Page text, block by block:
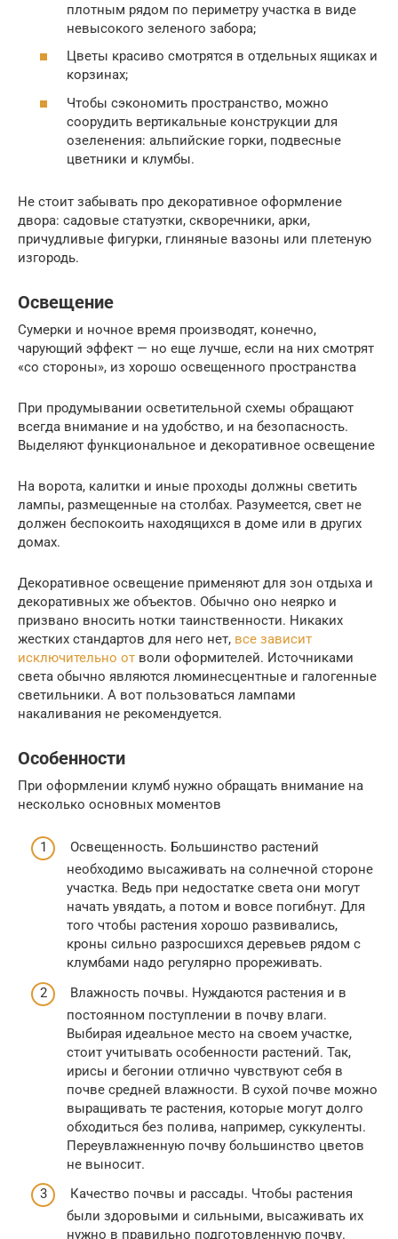
плотным рядом по периметру участка в виде
невысокого зеленого забора;
Цветы красиво смотрятся в отдельных ящиках и
корзинах;
Чтобы сэкономить пространство, можно
соорудить вертикальные конструкции для
озеленения: альпийские горки, подвесные
цветники и клумбы.
Не стоит забывать про декоративное оформление
двора: садовые статуэтки, скворечники, арки,
причудливые фигурки, глиняные вазоны или плетеную
изгородь.
Освещение
Сумерки и ночное время производят, конечно,
чарующий эффект — но еще лучше, если на них смотрят
«со стороны», из хорошо освещенного пространства
При продумывании осветительной схемы обращают
всегда внимание и на удобство, и на безопасность.
Выделяют функциональное и декоративное освещение
На ворота, калитки и иные проходы должны светить
лампы, размещенные на столбах. Разумеется, свет не
должен беспокоить находящихся в доме или в других
домах.
Декоративное освещение применяют для зон отдыха и
декоративных же объектов. Обычно оно неярко и
призвано вносить нотки таинственности. Никаких
жестких стандартов для него нет, все зависит
исключительно от воли оформителей. Источниками
света обычно являются люминесцентные и галогенные
светильники. А вот пользоваться лампами
накаливания не рекомендуется.
Особенности
При оформлении клумб нужно обращать внимание на
несколько основных моментов
Освещенность. Большинство растений
необходимо высаживать на солнечной стороне
участка. Ведь при недостатке света они могут
начать увядать, а потом и вовсе погибнут. Для
того чтобы растения хорошо развивались,
кроны сильно разросшихся деревьев рядом с
клумбами надо регулярно прореживать.
Влажность почвы. Нуждаются растения и в
постоянном поступлении в почву влаги.
Выбирая идеальное место на своем участке,
стоит учитывать особенности растений. Так,
ирисы и бегонии отлично чувствуют себя в
почве средней влажности. В сухой почве можно
выращивать те растения, которые могут долго
обходиться без полива, например, суккуленты.
Переувлажненную почву большинство цветов
не выносит.
Качество почвы и рассады. Чтобы растения
были здоровыми и сильными, высаживать их
нужно в правильно подготовленную почву.